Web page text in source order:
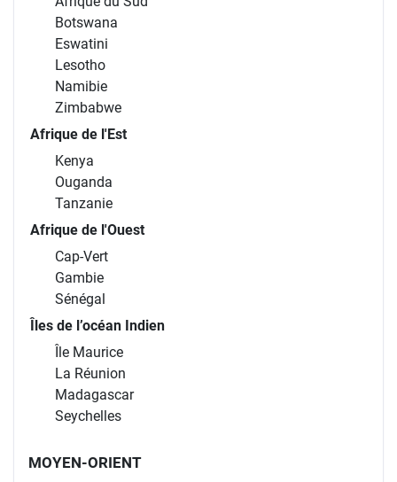
Botswana
Eswatini
Lesotho
Namibie
Zimbabwe
Afrique de l'Est
Kenya
Ouganda
Tanzanie
Afrique de l'Ouest
Cap-Vert
Gambie
Sénégal
Îles de l’océan Indien
Île Maurice
La Réunion
Madagascar
Seychelles
MOYEN-ORIENT